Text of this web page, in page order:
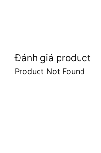
Đánh giá product
Product Not Found